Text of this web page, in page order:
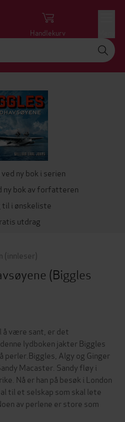
Handlekurv
ny bok i serien
ny bok av forfatteren
til i ønskeliste
utdrag
(innleser)
(Biggles
å være sant, er det
lydboken jakter Biggles
perler.Biggles, Algy og Ginger
Macaster. Sandy fløy i
Nå er han på besøk i London
til et selskap som skal lete
av perlene er store som